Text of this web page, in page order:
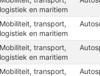
logistiek en maritiem
Mobiliteit, transport,
logistiek en maritiem
Mobiliteit, transport,
logistiek en maritiem
Mobiliteit, transport,